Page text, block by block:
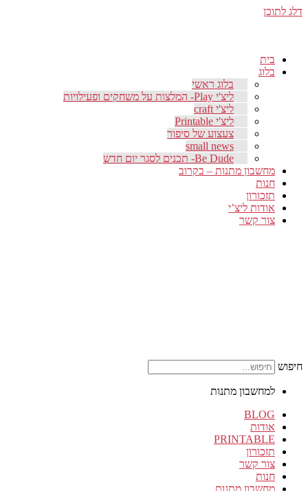
דלג לתוכן
בית
בלוג
בלוג ראשי
ליצ'י Play- המלצות על משחקים ופעילויות
ליצ'י craft
ליצ'י Printable
צעצוע של סיפור
small news
Be Dude- תכנים לסגר יום חדש
מחשבון מתנות – בקרוב
חנות
תזכורון
אודות ליצ’י
צור קשר
חיפוש
למחשבון מתנות
BLOG
אודות
PRINTABLE
תזכורון
צור קשר
חנות
מחשבון מתנות